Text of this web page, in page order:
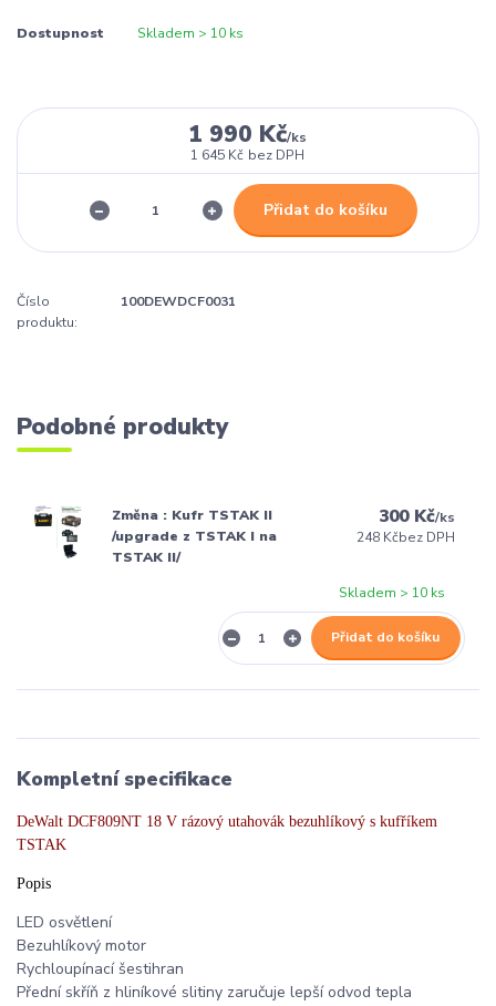
Dostupnost Skladem > 10 ks
1 990 Kč/ks
1 645 Kč bez DPH
Přidat do košíku
Číslo
produktu:
100DEWDCF0031
Podobné produkty
Změna : Kufr TSTAK II
/upgrade z TSTAK I na
TSTAK II/
300 Kč/ks
248 Kčbez DPH
Skladem > 10 ks
Přidat do košíku
Kompletní specifikace
DeWalt DCF809NT 18 V rázový utahovák bezuhlíkový s kufříkem
TSTAK
Popis
LED osvětlení
Bezuhlíkový motor
Rychloupínací šestihran
Přední skříň z hliníkové slitiny zaručuje lepší odvod tepla